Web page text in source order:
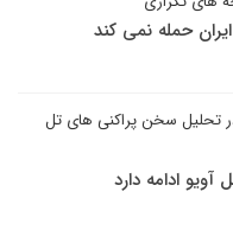
حمله نمی کند
در تحلیل سخن پراکنی های تل
ادامه دارد